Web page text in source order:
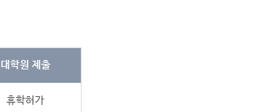
대학원 제출
휴학허가